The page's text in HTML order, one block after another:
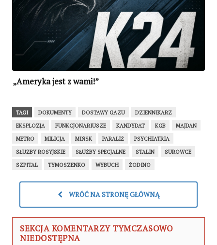
„Ameryka jest z wami!”
TAGI DOKUMENTY DOSTAWY GAZU
DZIENNIKARZ
EKSPLOZJA
FUNKCJONARIUSZE KANDYDAT KGB
MAJDAN
METRO
MILICJA MIŃSK PARALIŻ
PSYCHIATRIA
SŁUŻBY ROSYJSKIE
SŁUŻBY SPECJALNE STALIN
SUROWCE
SZPITAL
TYMOSZENKO WYBUCH ŻODINO
WRÓĆ NA STRONĘ GŁÓWNĄ
SEKCJA KOMENTARZY TYMCZASOWO
NIEDOSTĘPNA